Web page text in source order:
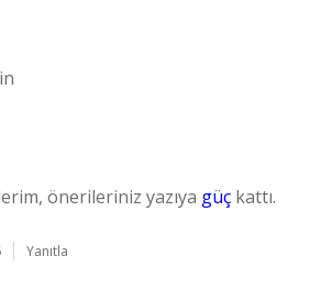
önerileriniz yazıya güç kattı.
Yanıtla